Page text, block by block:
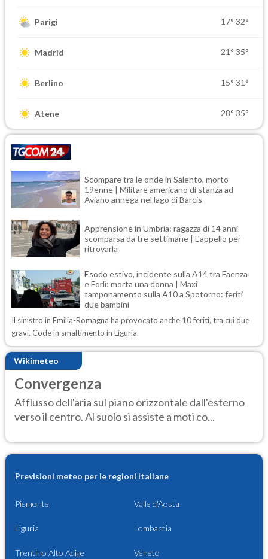
Parigi 17° 32°
Madrid 21° 35°
Berlino 15° 31°
Atene 28° 35°
Scompare tra le onde in Salento, morto
19enne | Militare americano di stanza ad
Aviano annega nel lago di Barcis
Apprensione in Umbria: ragazza di 14 anni
scomparsa da tre settimane | L'appello per
ritrovarla
Esodo estivo, incidente sulla A14 tra Faenza
e Forlì: morta una donna | Maxi
tamponamento sulla A10 a Spotorno: feriti
due bambini
Il sinistro in Emilia-Romagna ha provocato anche 10 feriti, tra cui due
gravi. Code in smaltimento in Liguria
Wikimeteo
Convergenza
Afflusso dell'aria sul piano orizzontale dall'esterno
verso il centro. Al suolo si assiste a moti co...
Previsioni meteo per le regioni italiane
Piemonte Valle d'Aosta
Liguria Lombardia
Trentino Alto Adige Veneto